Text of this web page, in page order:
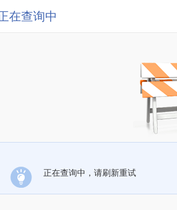
在查询中
正在查询中，请刷新重试